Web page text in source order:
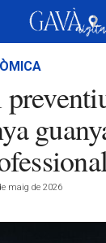
maig de 2026